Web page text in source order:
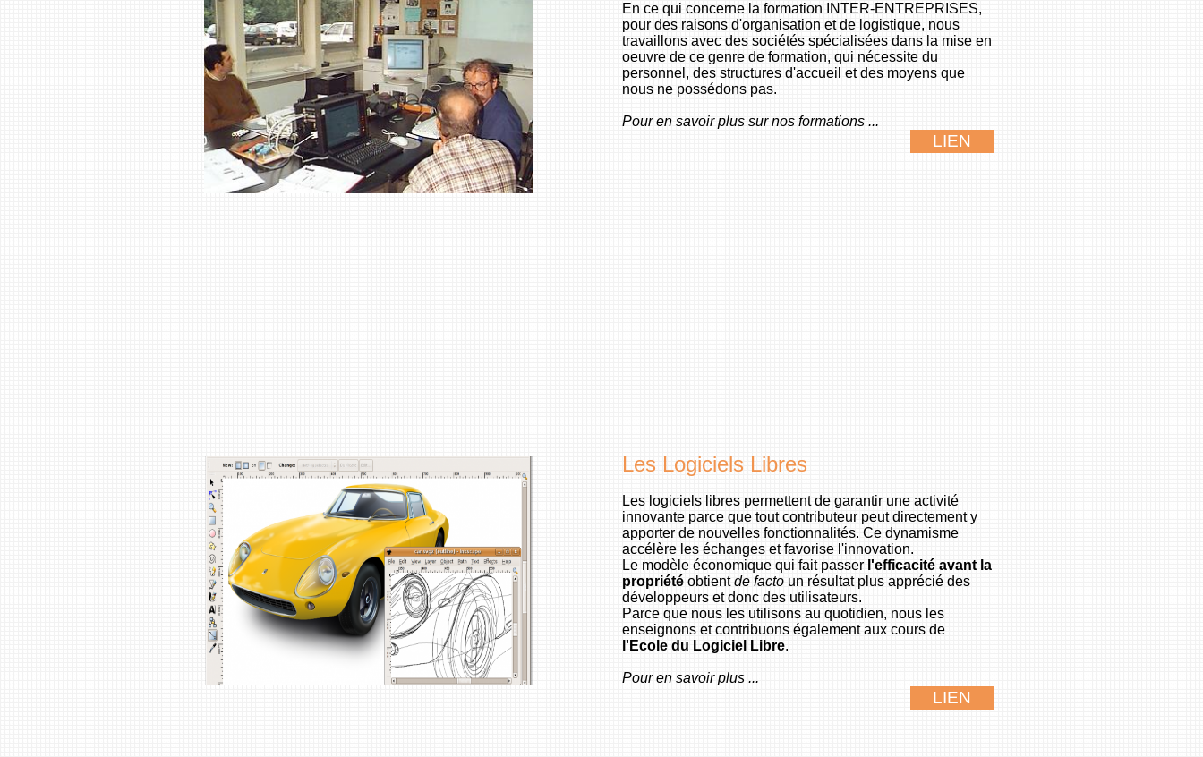
En ce qui concerne la formation INTER-ENTREPRISES,
pour des raisons d'organisation et de logistique, nous
travaillons avec des sociétés spécialisées dans la mise en
oeuvre de ce genre de formation, qui nécessite du
personnel, des structures d'accueil et des moyens que
nous ne possédons pas.
Pour en savoir plus sur nos formations ...
LIEN
Les Logiciels Libres
Les logiciels libres permettent de garantir une activité
innovante parce que tout contributeur peut directement y
apporter de nouvelles fonctionnalités. Ce dynamisme
accélère les échanges et favorise l'innovation.
Le modèle économique qui fait passer l'efficacité avant la
propriété obtientde facto un résultat plus apprécié des
développeurs et donc des utilisateurs.
Parce que nous les utilisons au quotidien, nous les
enseignons et contribuons également aux cours de
l'Ecole du Logiciel Libre.
Pour en savoir plus ...
LIEN